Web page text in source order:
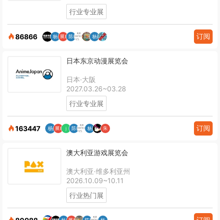
行业专业展
86866 订阅
日本东京动漫展览会
日本·大阪
2027.03.26~03.28
行业专业展
163447 订阅
澳大利亚游戏展览会
澳大利亚·维多利亚州
2026.10.09~10.11
行业热门展